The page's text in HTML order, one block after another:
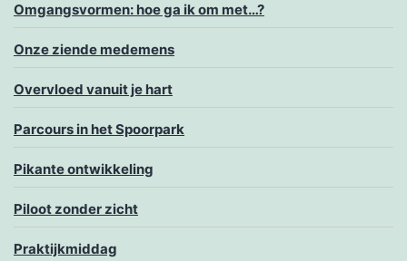
Omgangsvormen: hoe ga ik om met…?
Onze ziende medemens
Overvloed vanuit je hart
Parcours in het Spoorpark
Pikante ontwikkeling
Piloot zonder zicht
Praktijkmiddag